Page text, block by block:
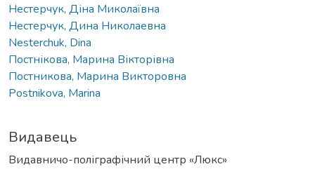
Нестерчук, Діна Миколаївна
Нестерчук, Дина Николаевна
Nesterchuk, Dina
Постнікова, Марина Вікторівна
Постникова, Марина Викторовна
Postnikova, Marina
Видавець
Видавничо-поліграфічний центр «Люкс»